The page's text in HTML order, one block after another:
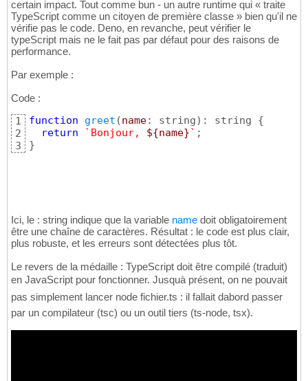
certain impact. Tout comme bun - un autre runtime qui « traite
TypeScript comme un citoyen de première classe » bien qu'il ne
vérifie pas le code. Deno, en revanche, peut vérifier le
typeScript mais ne le fait pas par défaut pour des raisons de
performance.
Par exemple :
Code :
1
2
3
function greet (name: string) : string {
return
`Bonjour, ${name} `
}
Ici, le : string indique que la variable name doit obligatoirement
être une chaîne de caractères. Résultat : le code est plus clair,
plus robuste, et les erreurs sont détectées plus tôt.
Le revers de la médaille : TypeScript doit être compilé (traduit)
en JavaScript pour fonctionner. Jusquà présent, on ne pouvait
pas simplement lancer node fichier.ts : il fallait dabord passer
par un compilateur (tsc) ou un outil tiers (ts-node, tsx).